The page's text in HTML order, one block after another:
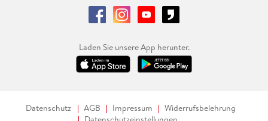
Laden Sie unsere App herunter.
Datenschutz AGB Impressum
Widerrufsbelehrung